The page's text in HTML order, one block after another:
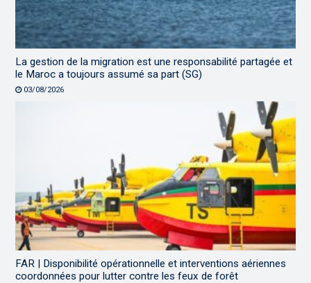
La gestion de la migration est une responsabilité partagée et
le Maroc a toujours assumé sa part (SG)
03/08/2026
FAR | Disponibilité opérationnelle et interventions aériennes
coordonnées pour lutter contre les feux de forêt